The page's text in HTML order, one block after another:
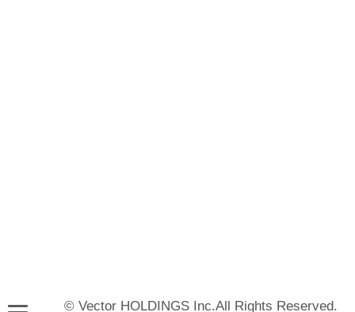
© Vector HOLDINGS Inc.All Rights Reserved.